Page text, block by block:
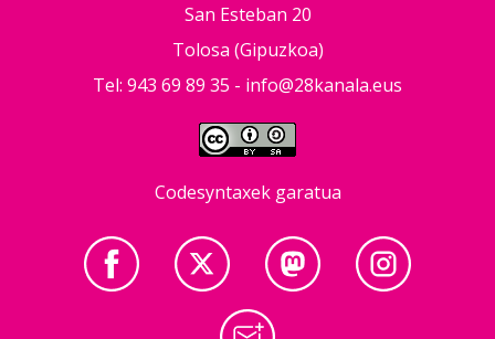
San Esteban 20
Tolosa (Gipuzkoa)
Tel: 943 69 89 35 - info@28kanala.eus
Codesyntaxek garatua